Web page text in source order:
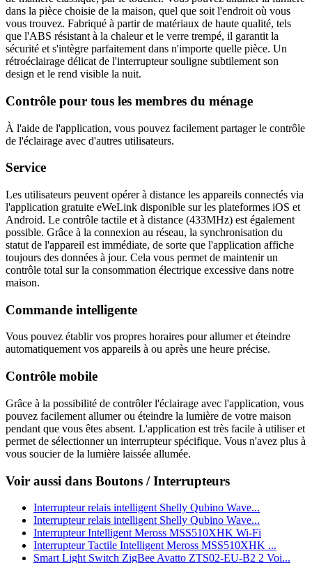
dans la pièce choisie de la maison, quel que soit l'endroit où vous
vous trouvez. Fabriqué à partir de matériaux de haute qualité, tels
que l'ABS résistant à la chaleur et le verre trempé, il garantit la
sécurité et s'intègre parfaitement dans n'importe quelle pièce. Un
rétroéclairage délicat de l'interrupteur souligne subtilement son
design et le rend visible la nuit.
Contrôle pour tous les membres du ménage
À l'aide de l'application, vous pouvez facilement partager le contrôle
de l'éclairage avec d'autres utilisateurs.
Service
Les utilisateurs peuvent opérer à distance les appareils connectés via
l'application gratuite eWeLink disponible sur les plateformes iOS et
Android. Le contrôle tactile et à distance (433MHz) est également
possible. Grâce à la connexion au réseau, la synchronisation du
statut de l'appareil est immédiate, de sorte que l'application affiche
toujours des données à jour. Cela vous permet de maintenir un
contrôle total sur la consommation électrique excessive dans notre
maison.
Commande intelligente
Vous pouvez établir vos propres horaires pour allumer et éteindre
automatiquement vos appareils à ou après une heure précise.
Contrôle mobile
Grâce à la possibilité de contrôler l'éclairage avec l'application, vous
pouvez facilement allumer ou éteindre la lumière de votre maison
pendant que vous êtes absent. L'application est très facile à utiliser et
permet de sélectionner un interrupteur spécifique. Vous n'avez plus à
vous soucier de la lumière laissée allumée.
Voir aussi dans Boutons / Interrupteurs
Interrupteur relais intelligent Shelly Qubino Wave...
Interrupteur relais intelligent Shelly Qubino Wave...
Interrupteur Intelligent Meross MSS510XHK Wi-Fi
Interrupteur Tactile Intelligent Meross MSS510XHK ...
Smart Light Switch ZigBee Avatto ZTS02-EU-B2 2 Voi...